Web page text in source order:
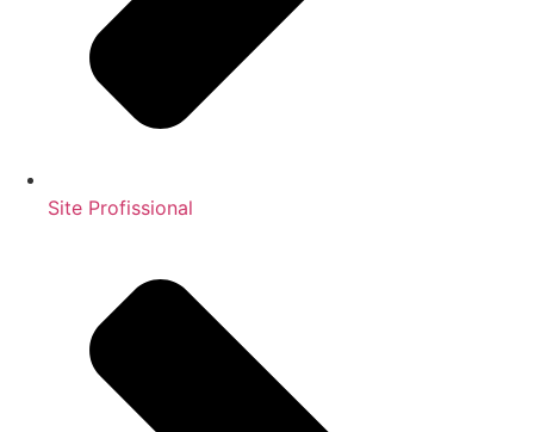
Site Profissional